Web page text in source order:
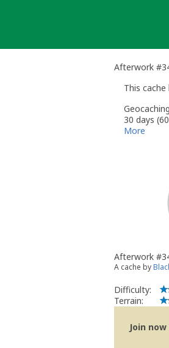
Afterwork
This cache
30 days
More
Afterwork
A cache by
Difficulty:
Terrain:
Join